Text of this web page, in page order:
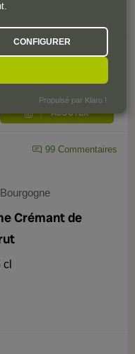
99 Commentaires
Crémant de
CONFIGURER
Propulsé par Klaro !